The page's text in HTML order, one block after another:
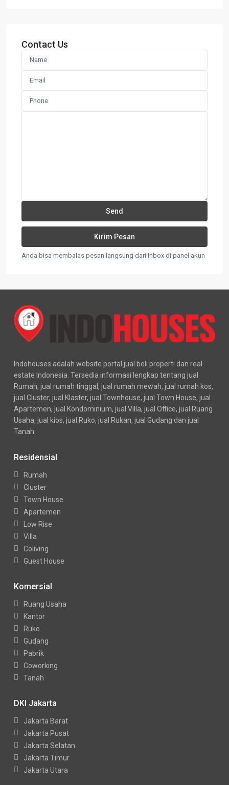
Contact Us
Anda bisa membalas pesan langsung dari Inbox di panel akun
Indohouses adalah website portal jual beli properti dan real
estate Indonesia. Tersedia informasi lengkap tentang jual
Rumah, jual rumah tinggal, jual rumah mewah, jual rumah kos,
jual Cluster, jual Klaster, jual Townhouse, jual Town House, jual
Apartemen, jual Kondominium, jual Villa, jual Office, jual Ruang
Usaha, jual kios, jual Ruko, jual Rukan, jual Gudang dan jual
Tanah.
Residensial
Rumah
Cluster
Town House
Apartemen
Low Rise
Villa
Coliving
Guest House
Komersial
Ruang Usaha
Kantor
Ruko
Gudang
Pabrik
Coworking
Tanah
DKI Jakarta
Jakarta Barat
Jakarta Pusat
Jakarta Selatan
Jakarta Timur
Jakarta Utara